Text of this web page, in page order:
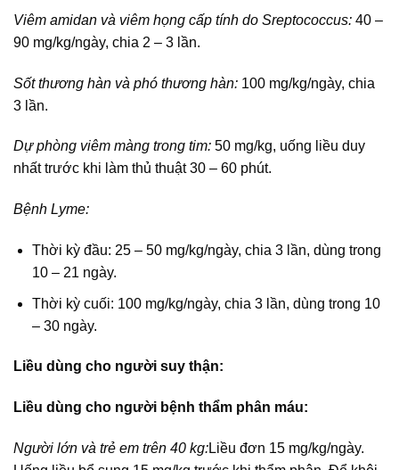
Viêm amidan và viêm họng cấp tính do Sreptococcus: 40 –
90 mg/kg/ngày, chia 2 – 3 lần.
Sốt thương hàn và phó thương hàn: 100 mg/kg/ngày, chia
3 lần.
Dự phòng viêm màng trong tim: 50 mg/kg, uống liều duy
nhất trước khi làm thủ thuật 30 – 60 phút.
Bệnh Lyme:
Thời kỳ đầu: 25 – 50 mg/kg/ngày, chia 3 lần, dùng trong
10 – 21 ngày.
Thời kỳ cuối: 100 mg/kg/ngày, chia 3 lần, dùng trong 10
– 30 ngày.
Liều dùng cho người suy thận:
Liều dùng cho người bệnh thẩm phân máu:
Người lớn và trẻ em trên 40 kg:Liều đơn 15 mg/kg/ngày.